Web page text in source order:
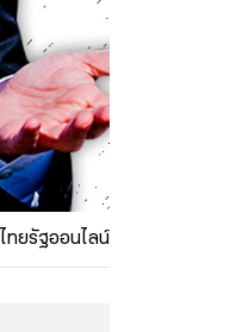
ไทยรัฐออนไลน์